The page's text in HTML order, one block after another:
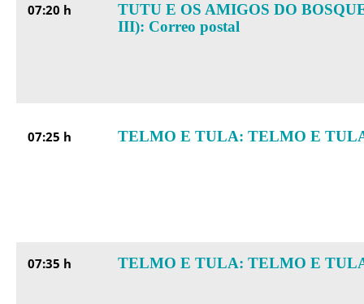
07:20 h
TUTU E OS AMIGOS DO
III): Correo postal
07:25 h TELMO E TULA: TELMO E
07:35 h TELMO E TULA: TELMO E